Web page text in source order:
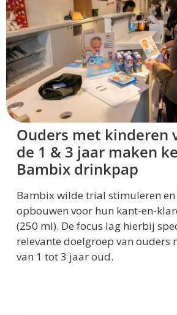
Ouders met kinderen
de 1 & 3 jaar maken
Bambix drinkpap
Bambix wilde trial stimuleren
opbouwen voor hun kant-en-
(250 ml). De focus lag hierbij
relevante doelgroep van ouders
van 1 tot 3 jaar oud.